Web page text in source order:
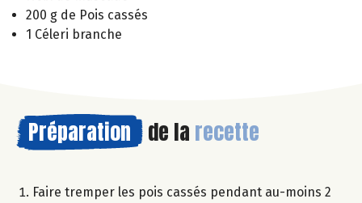
200 g de Pois cassés
1 Céleri branche
Préparation de la recette
Faire tremper les pois cassés pendant au-moins 2